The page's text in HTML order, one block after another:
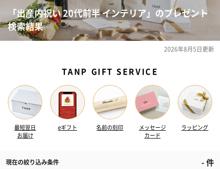
「出産内祝い 20代前半 インテリア」のプレゼント
検索結果
2026年8月5日更新
TANP GIFT SERVICE
最短翌日
お届け
eギフト 名前の刻印
メッセージ
カード
ラッピング
現在の絞り込み条件 -件